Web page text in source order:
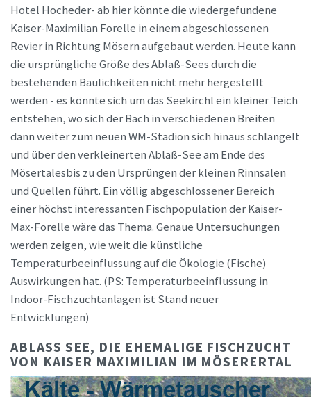
Hotel Hocheder- ab hier könnte die wiedergefundene
Kaiser-Maximilian Forelle in einem abgeschlossenen
Revier in Richtung Mösern aufgebaut werden. Heute kann
die ursprüngliche Größe des Ablaß-Sees durch die
bestehenden Baulichkeiten nicht mehr hergestellt
werden - es könnte sich um das Seekirchl ein kleiner Teich
entstehen, wo sich der Bach in verschiedenen Breiten
dann weiter zum neuen WM-Stadion sich hinaus schlängelt
und über den verkleinerten Ablaß-See am Ende des
Mösertalesbis zu den Ursprüngen der kleinen Rinnsalen
und Quellen führt. Ein völlig abgeschlossener Bereich
einer höchst interessanten Fischpopulation der Kaiser-
Max-Forelle wäre das Thema. Genaue Untersuchungen
werden zeigen, wie weit die künstliche
Temperaturbeeinflussung auf die Ökologie (Fische)
Auswirkungen hat. (PS: Temperaturbeeinflussung in
Indoor-Fischzuchtanlagen ist Stand neuer
Entwicklungen)
ABLASS SEE, DIE EHEMALIGE FISCHZUCHT
VON KAISER MAXIMILIAN IM MÖSERERTAL